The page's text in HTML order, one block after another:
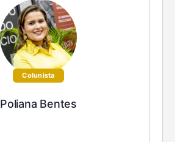
Colunista
Poliana Bentes